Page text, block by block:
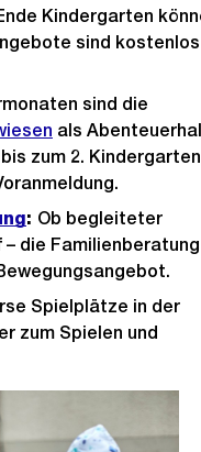
Kindergarten
sind
sind die
als
zum 2. Kindergarten
: Ob begleiteter
die
Spielplätze in der
zum Spielen und